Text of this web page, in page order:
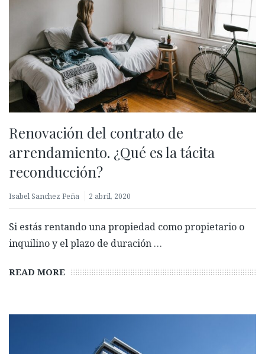
Renovación del contrato de
arrendamiento. ¿Qué es la tácita
reconducción?
Isabel Sanchez Peña 2 abril, 2020
Si estás rentando una propiedad como propietario o
inquilino y el plazo de duración …
READ MORE